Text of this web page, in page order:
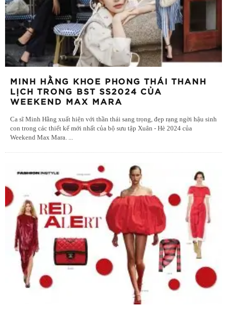
MINH HẰNG KHOE PHONG THÁI THANH
LỊCH TRONG BST SS2024 CỦA
WEEKEND MAX MARA
Ca sĩ Minh Hằng xuất hiện với thần thái sang trọng, đẹp rạng ngời hậu sinh
con trong các thiết kế mới nhất của bộ sưu tập Xuân - Hè 2024 của
Weekend Max Mara. ...